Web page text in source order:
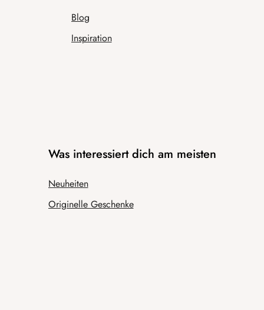
Blog
Inspiration
Was interessiert dich am meisten
Neuheiten
Originelle Geschenke